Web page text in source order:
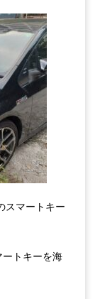
スマートキー
トキーを海